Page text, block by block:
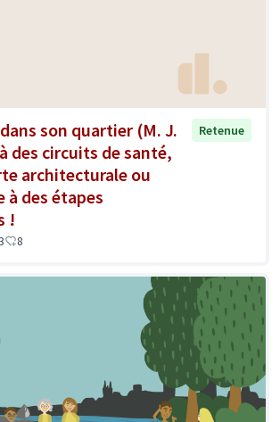
son quartier (M. J.
des circuits de santé,
architecturale ou
à des étapes
!
Retenue
8